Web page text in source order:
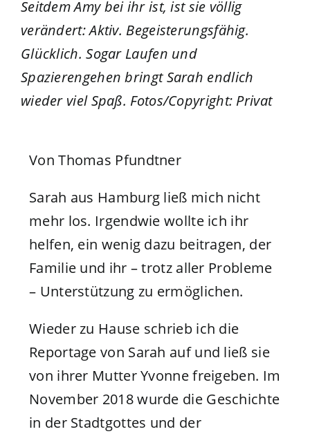
Seitdem Amy bei ihr ist, ist sie völlig
verändert: Aktiv. Begeisterungsfähig.
Glücklich. Sogar Laufen und
Spazierengehen bringt Sarah endlich
wieder viel Spaß. Fotos/Copyright: Privat
Von Thomas Pfundtner
Sarah aus Hamburg ließ mich nicht
mehr los. Irgendwie wollte ich ihr
helfen, ein wenig dazu beitragen, der
Familie und ihr – trotz aller Probleme
– Unterstützung zu ermöglichen.
Wieder zu Hause schrieb ich die
Reportage von Sarah auf und ließ sie
von ihrer Mutter Yvonne freigeben. Im
November 2018 wurde die Geschichte
in der Stadtgottes und der